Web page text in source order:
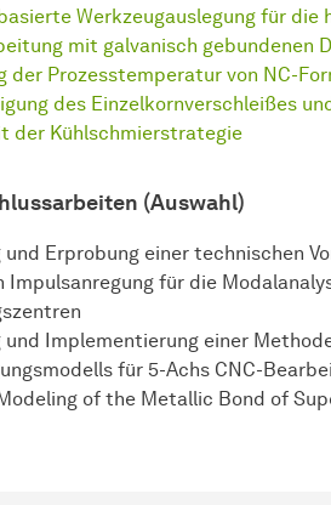
Werkzeugauslegung für die
mit galvanisch gebundenen
der Prozesstemperatur von NC-
des Einzelkornverschleißes
der Kühlschmierstrategie
(Auswahl)
und Erprobung einer technischen
Impulsanregung für die
Implementierung einer
für 5-Achs CNC-
of the Metallic Bond of